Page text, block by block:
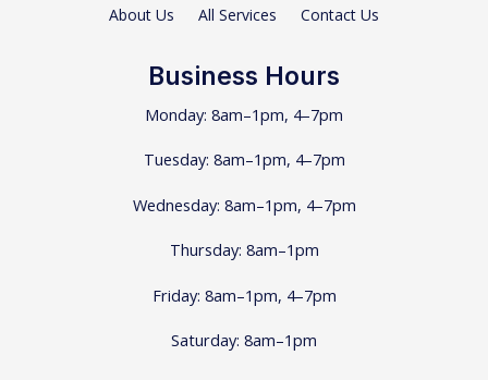
About Us All Services Contact Us
Business Hours
Monday: 8am–1pm, 4–7pm
Tuesday: 8am–1pm, 4–7pm
Wednesday: 8am–1pm, 4–7pm
Thursday: 8am–1pm
Friday: 8am–1pm, 4–7pm
Saturday: 8am–1pm